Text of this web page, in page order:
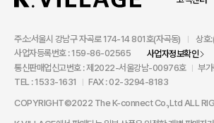
주소:서울시 강남구 자곡로 174-14 801호(자곡동) 상호
사업자등록번호 : 159-86-02565
사업자정보확인
통신판매업신고번호 : 제2022-서울강남-00976호
부
TEL : 1533-1631
FAX : 02-3294-8183
COPYRIGHT©2022 The K-connect Co.,Ltd ALL